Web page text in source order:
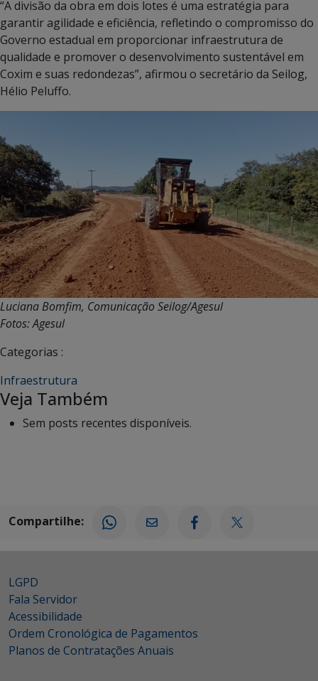
“A divisão da obra em dois lotes é uma estratégia para
garantir agilidade e eficiência, refletindo o compromisso do
Governo estadual em proporcionar infraestrutura de
qualidade e promover o desenvolvimento sustentável em
Coxim e suas redondezas”, afirmou o secretário da Seilog,
Hélio Peluffo.
Luciana Bomfim, Comunicação Seilog/Agesul
Fotos: Agesul
Categorias :
Infraestrutura
Veja Também
Sem posts recentes disponíveis.
Compartilhe:
LGPD
Fala Servidor
Acessibilidade
Ordem Cronológica de Pagamentos
Planos de Contratações Anuais